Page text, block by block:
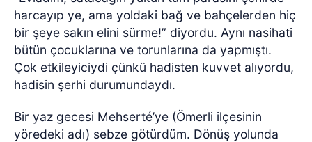
harcayıp ye, ama yoldaki bağ ve bahçelerden hiç
bir şeye sakın elini sürme!” diyordu. Aynı nasihati
bütün çocuklarına ve torunlarına da yapmıştı.
Çok etkileyiciydi çünkü hadisten kuvvet alıyordu,
hadisin şerhi durumundaydı.
Bir yaz gecesi Mehserté’ye (Ömerli ilçesinin
yöredeki adı) sebze götürdüm. Dönüş yolunda